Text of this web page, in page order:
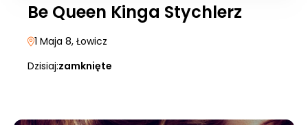
Be Queen Kinga Stychlerz
1 Maja 8, Łowicz
Dzisiaj:zamknięte